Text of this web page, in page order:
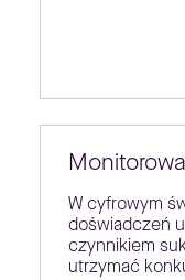
W cyfrowym
doświadczeń
czynnikiem
utrzymać